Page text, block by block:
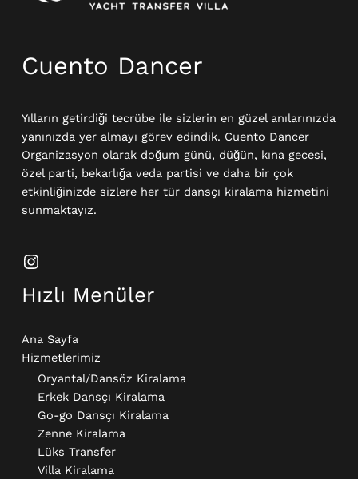
Cuento Dancer
Yılların getirdiği tecrübe ile sizlerin en güzel anılarınızda
yanınızda yer almayı görev edindik. Cuento Dancer
Organizasyon olarak doğum günü, düğün, kına gecesi,
özel parti, bekarlığa veda partisi ve daha bir çok
etkinliğinizde sizlere her tür dansçı kiralama hizmetini
sunmaktayız.
Hızlı Menüler
Ana Sayfa
Hizmetlerimiz
Oryantal/Dansöz Kiralama
Erkek Dansçı Kiralama​
Go-go Dansçı Kiralama​
Zenne Kiralama
Lüks Transfer
Villa Kiralama